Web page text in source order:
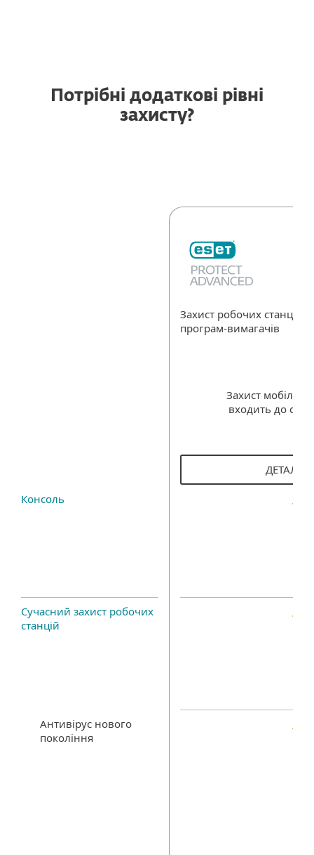
Потрібні додаткові рівні
захисту?
Захист робочих станцій
програм-вимагачів
Захист
входить до
Консоль
Сучасний захист робочих
станцій
Антивірус нового
покоління